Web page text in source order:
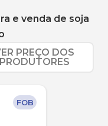
e venda de soja
PREÇO DOS
PRODUTORES
FOB